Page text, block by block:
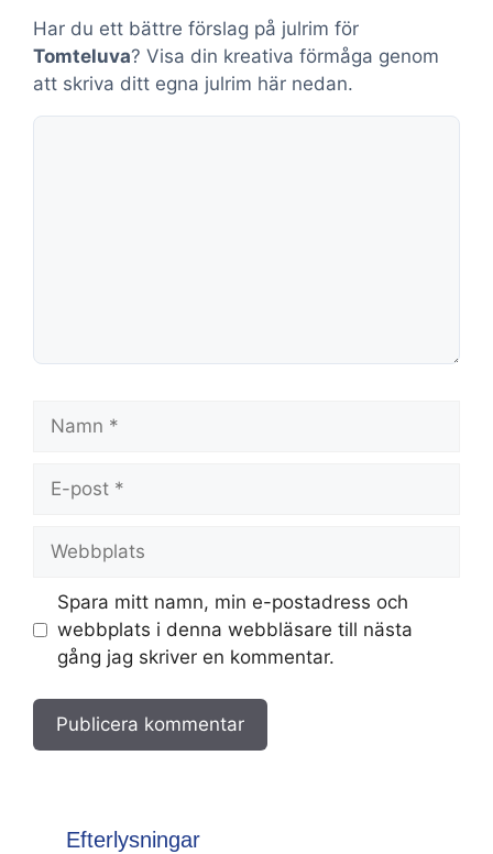
Har du ett bättre förslag på julrim för
Tomteluva? Visa din kreativa förmåga genom
att skriva ditt egna julrim här nedan.
Kommentar
post
Spara mitt namn, min e-postadress och
webbplats i denna webbläsare till nästa
gång jag skriver en kommentar.
Efterlysningar